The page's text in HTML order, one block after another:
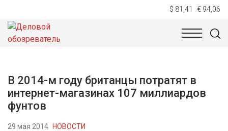
$ 81,41 € 94,06
НОВОСТИ
В 2014-м году британцы потратят в
интернет-магазинах 107 миллиардов
фунтов
29 мая 2014 НОВОСТИ